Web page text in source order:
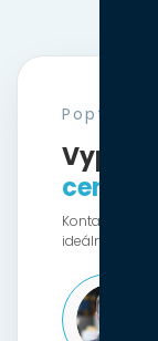
Poptávka
Kontaktujte
ideální řešení